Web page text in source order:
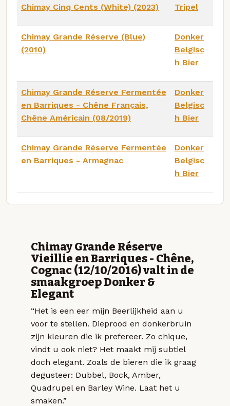
Chimay Cinq Cents (White) (2023) Tripel
Chimay Grande Réserve (Blue)
(2010)
Donker
Belgisc
h Bier
Chimay Grande Réserve Fermentée
en Barriques - Chêne Français,
Chêne Américain (08/2019)
Donker
Belgisc
h Bier
Chimay Grande Réserve Fermentée
en Barriques - Armagnac
Donker
Belgisc
h Bier
Chimay Grande Réserve
Vieillie en Barriques - Chêne,
Cognac (12/10/2016) valt in de
smaakgroep Donker &
Elegant
“Het is een eer mijn Beerlijkheid aan u
voor te stellen. Dieprood en donkerbruin
zijn kleuren die ik prefereer. Zo chique,
vindt u ook niet? Het maakt mij subtiel
doch elegant. Zoals de bieren die ik graag
degusteer: Dubbel, Bock, Amber,
Quadrupel en Barley Wine. Laat het u
smaken.”